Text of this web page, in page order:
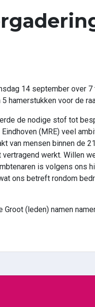
14 september over
hamerstukken voor de
de nodige stof tot
(MRE) veel
van mensen binnen de
werkt. Willen
is volgens
ons betreft rondom
(leden) namen